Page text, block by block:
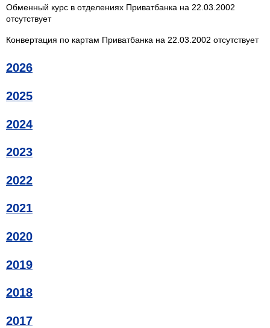
Обменный курс в отделениях Приватбанка на 22.03.2002
отсутствует
Конвертация по картам Приватбанка на 22.03.2002 отсутствует
2026
2025
2024
2023
2022
2021
2020
2019
2018
2017